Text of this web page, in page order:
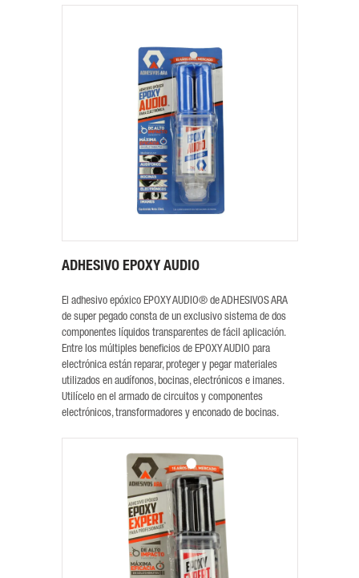
ADHESIVO EPOXY AUDIO
El adhesivo epóxico EPOXY AUDIO® de ADHESIVOS ARA
de super pegado consta de un exclusivo sistema de dos
componentes líquidos transparentes de fácil aplicación.
Entre los múltiples beneficios de EPOXY AUDIO para
electrónica están reparar, proteger y pegar materiales
utilizados en audífonos, bocinas, electrónicos e imanes.
Utilícelo en el armado de circuitos y componentes
electrónicos, transformadores y enconado de bocinas.